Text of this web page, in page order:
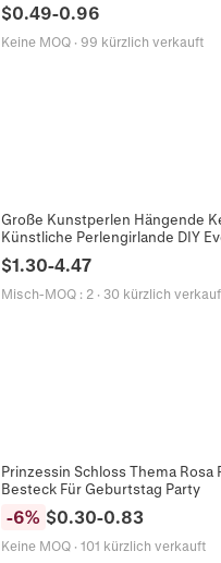
$0.49-0.96
Keine MOQ · 99 kürzlich verkauft
Große Kunstperlen Hängende
Künstliche Perlengirlande DIY
$1.30-4.47
Misch-MOQ : 2 · 30 kürzlich
Prinzessin Schloss Thema
Besteck Für Geburtstag Party
-6% $0.30-0.83
Keine MOQ · 101 kürzlich verkauft